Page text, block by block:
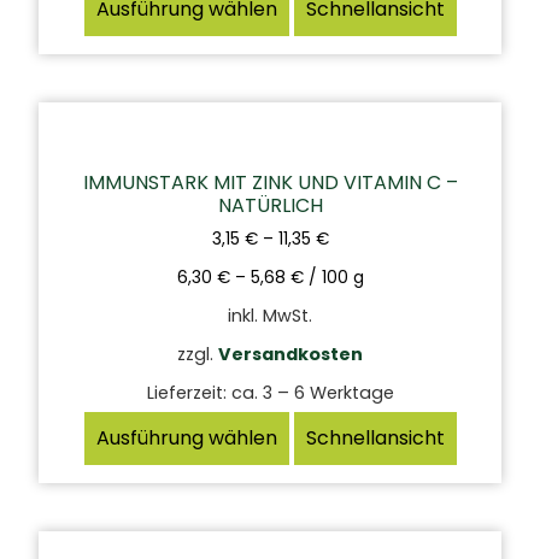
Ausführung wählen Schnellansicht
IMMUNSTARK MIT ZINK UND VITAMIN C –
NATÜRLICH
3,15 €– 11,35 €
6,30 €– 5,68 €/ 100 g
inkl. MwSt.
zzgl. Versandkosten
Lieferzeit: ca. 3 – 6 Werktage
Ausführung wählen Schnellansicht